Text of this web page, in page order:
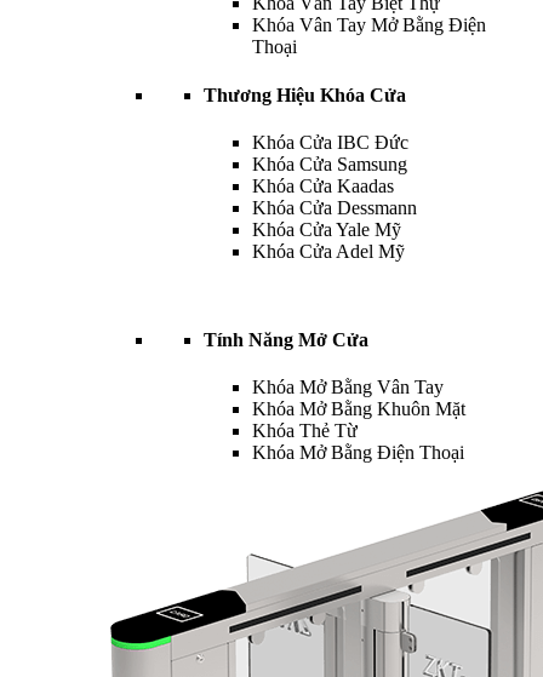
Khóa Vân Tay Mở Bằng Điện
Thoại
Thương Hiệu Khóa Cửa
Khóa Cửa IBC Đức
Khóa Cửa Samsung
Khóa Cửa Kaadas
Khóa Cửa Dessmann
Khóa Cửa Yale Mỹ
Khóa Cửa Adel Mỹ
Tính Năng Mở Cửa
Khóa Mở Bằng Vân Tay
Khóa Mở Bằng Khuôn Mặt
Khóa Thẻ Từ
Khóa Mở Bằng Điện Thoại